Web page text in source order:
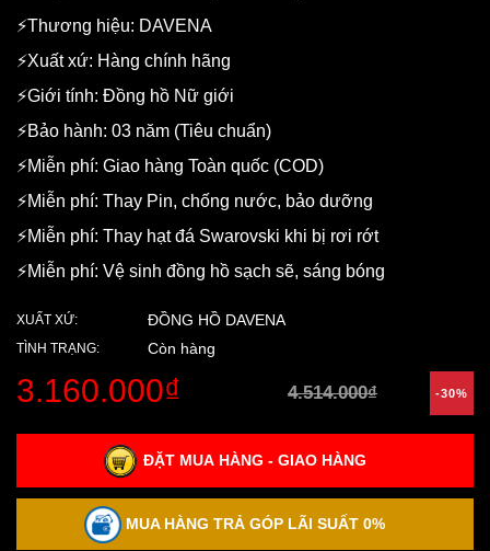
⚡️Thương hiệu: DAVENA
⚡️Xuất xứ: Hàng chính hãng
⚡️Giới tính: Đồng hồ Nữ giới
⚡️Bảo hành: 03 năm (Tiêu chuẩn)
⚡️Miễn phí: Giao hàng Toàn quốc (COD)
⚡️Miễn phí: Thay Pin, chống nước, bảo dưỡng
⚡️Miễn phí: Thay hạt đá Swarovski khi bị rơi rớt
⚡️Miễn phí: Vệ sinh đồng hồ sạch sẽ, sáng bóng
XUẤT XỨ: ĐỒNG HỒ DAVENA
TÌNH TRẠNG: Còn hàng
3.160.000₫ 4.514.000₫ -30%
ĐẶT MUA HÀNG - GIAO HÀNG
MUA HÀNG TRẢ GÓP LÃI SUẤT 0%